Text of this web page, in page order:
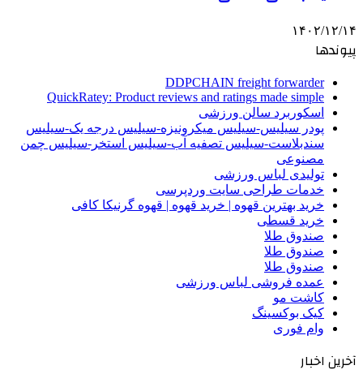
۱۴۰۲/۱۲/۱۴
پیوندها
DDPCHAIN freight forwarder
QuickRatey: Product reviews and ratings made simple
اسکوربرد سالن ورزشی
پودر سیلیس-سیلیس میکرونیزه-سیلیس درجه یک-سیلیس
سندبلاست-سیلیس تصفیه آب-سیلیس استخر-سیلیس چمن
مصنوعی
تولیدی لباس ورزشی
خدمات طراحی سایت وردپرسی
خرید بهترین قهوه | خرید قهوه | قهوه گرنیکا کافی
خرید قسطی
صندوق طلا
صندوق طلا
صندوق طلا
عمده فروشی لباس ورزشی
کاشت مو
کیک بوکسینگ
وام فوری
آخرین اخبار